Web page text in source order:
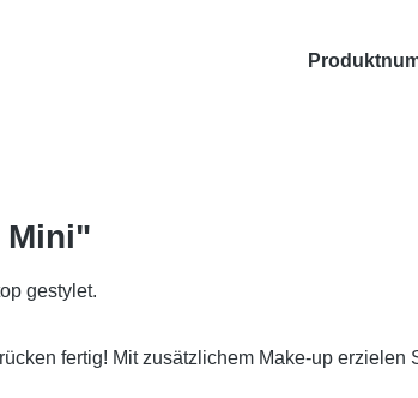
Mini"
gestylet.
fertig! Mit zusätzlichem Make-up